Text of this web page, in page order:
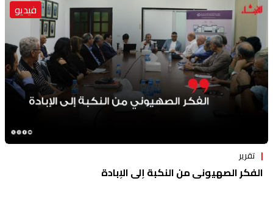
فيديو
تقرير
الفكر الصهيوني من النكبة إلى الإبادة